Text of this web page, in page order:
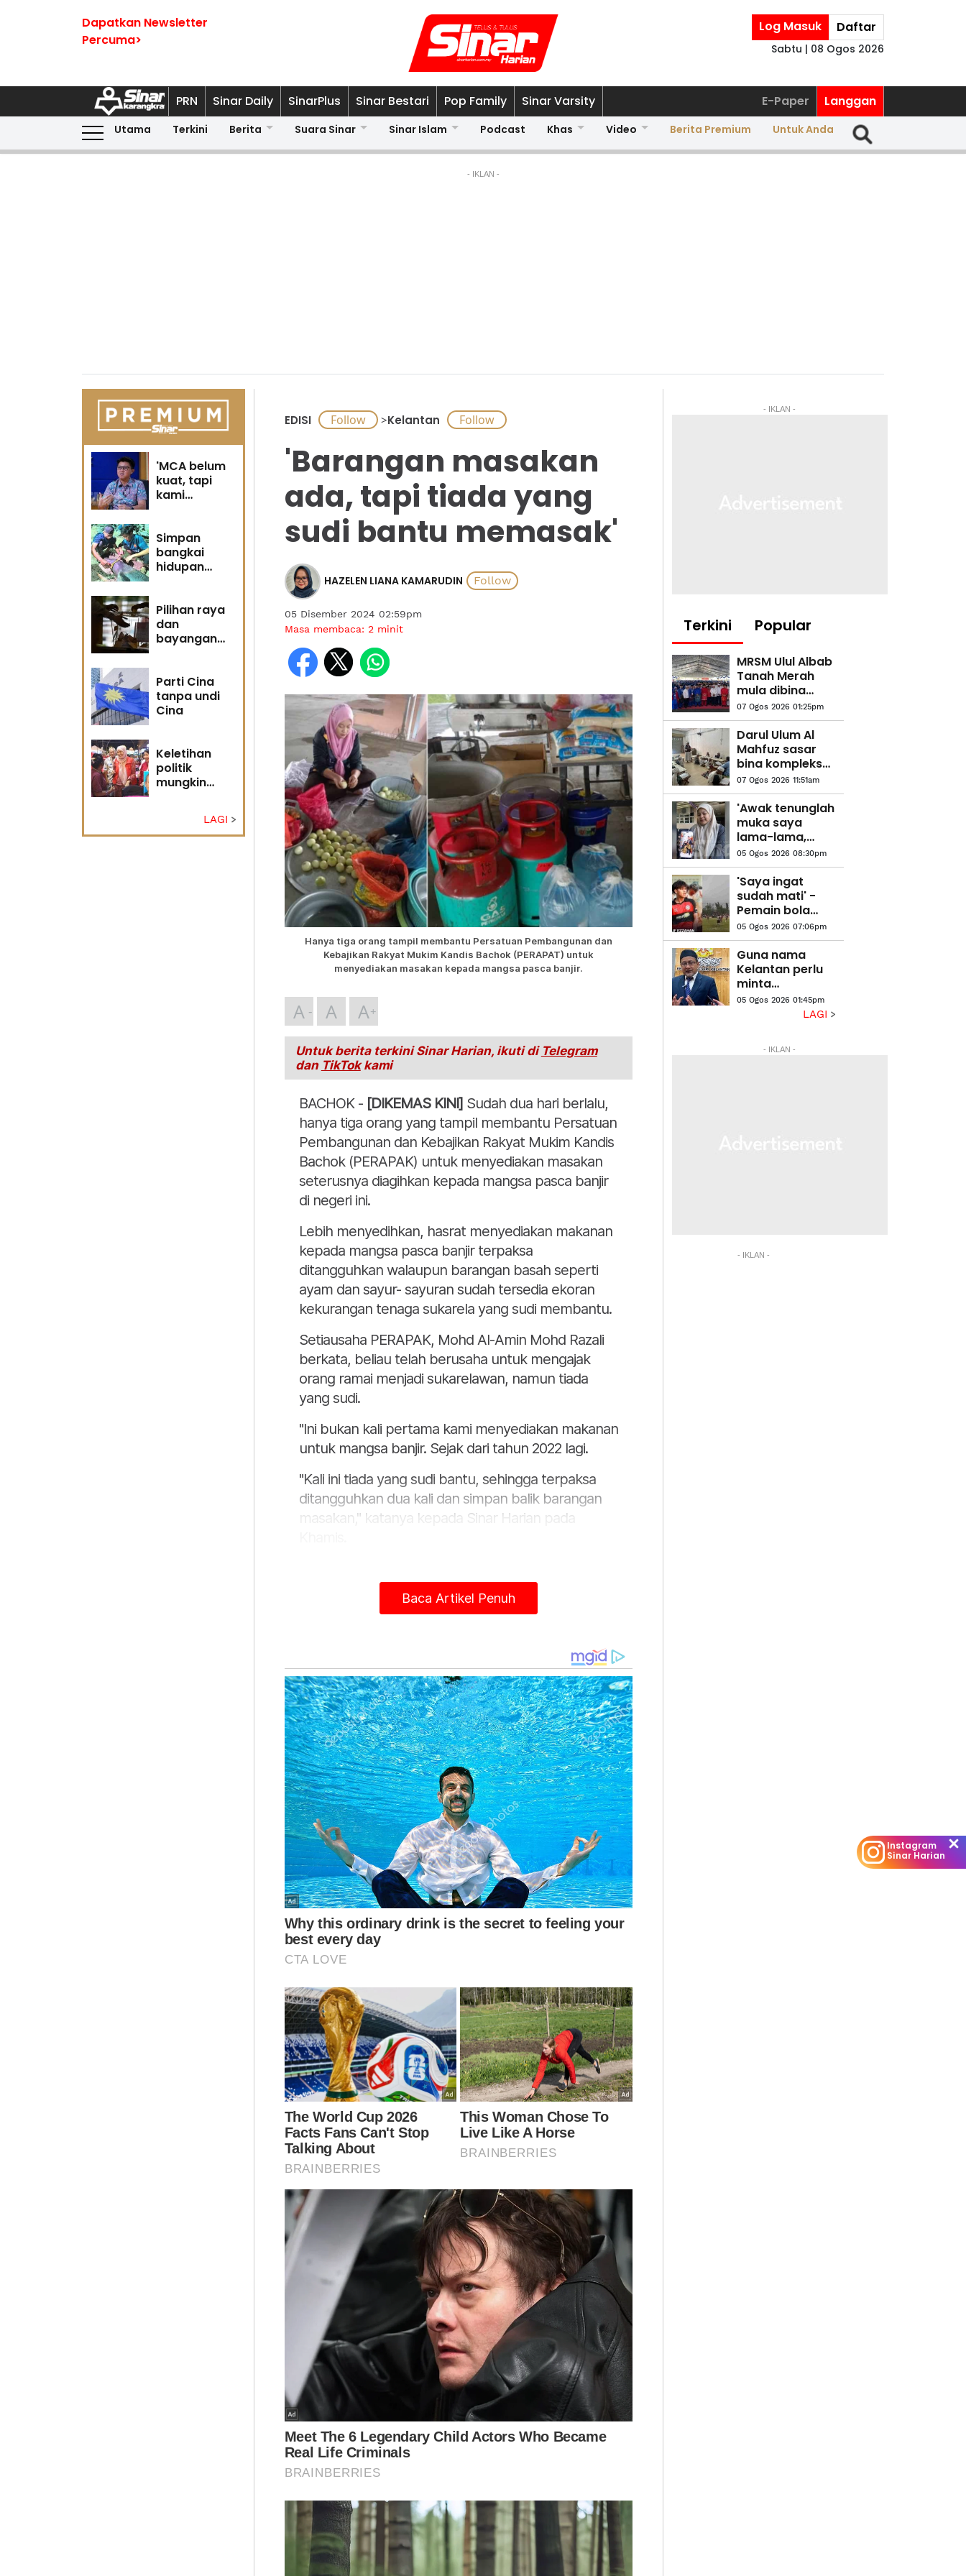
Dapatkan Newsletter
Percuma>
Log Masuk Daftar
Sabtu | 08 Ogos 2026
PRN Sinar Daily SinarPlus Sinar Bestari Pop Family Sinar Varsity E-Paper Langgan
Utama Terkini Berita Suara Sinar Sinar Islam Podcast Khas Video Berita Premium Untuk Anda
- IKLAN -
'MCA belum
kuat, tapi
kami
Simpan
bangkai
hidupan
Pilihan raya
dan
bayangan
Parti Cina
tanpa undi
Cina
Keletihan
politik
mungkin
Penganalisis
LAGI
EDISI >Kelantan
'Barangan masakan
ada, tapi tiada yang
sudi bantu memasak'
HAZELEN LIANA KAMARUDIN
05 Disember 2024 02:59pm
Masa membaca: 2 minit
Hanya tiga orang tampil membantu Persatuan Pembangunan dan
Kebajikan Rakyat Mukim Kandis Bachok (PERAPAT) untuk
menyediakan masakan kepada mangsa pasca banjir.
A A A
Untuk berita terkini Sinar Harian, ikuti di Telegram
dan TikTokkami
BACHOK -[DIKEMAS KINI] Sudah dua hari berlalu,
hanya tiga orang yang tampil membantu Persatuan
Pembangunan dan Kebajikan Rakyat Mukim Kandis
Bachok (PERAPAK) untuk menyediakan masakan
seterusnya diagihkan kepada mangsa pasca banjir
di negeri ini.
Lebih menyedihkan, hasrat menyediakan makanan
kepada mangsa pasca banjir terpaksa
ditangguhkan walaupun barangan basah seperti
ayam dan sayur- sayuran sudah tersedia ekoran
kekurangan tenaga sukarela yang sudi membantu.
Setiausaha PERAPAK, Mohd Al-Amin Mohd Razali
berkata, beliau telah berusaha untuk mengajak
orang ramai menjadi sukarelawan, namun tiada
yang sudi.
"Ini bukan kali pertama kami menyediakan makanan
untuk mangsa banjir. Sejak dari tahun 2022 lagi.
"Kali ini tiada yang sudi bantu, sehingga terpaksa
ditangguhkan dua kali dan simpan balik barangan
masakan," katanya kepada Sinar Harian pada
Barangan masakan tersebut disumbangkan oleh orang ramai terutama
ahli keluarga, sahabat handal dan kenalan.
Menurut beliau, dalam keadaan sekarang mangsa
banjir akan pulang ke rumah dan melakukan kerja-
kerja mencuci serta mengemas kediaman masing-
masing.
"Mereka (mangsa pascabanjir) tidak perlu fikirkan
soal hendak beli atau memasak makanan dalam
keadaan barangan dapur ditenggelami banjir.
"Disebabkan itu PERAPAK mengajak orang ramai
menjadi sukarelawan untuk memasak makanan
bagi diagihkan kepada mangsa pasca banjir.
Artikel Berkaitan:
'Saya hanya dimaklumkan tidak wakili ibu bapa Zayn
Rayyan dua hari lalu' - Fahmi
[VIDEO] Dua hari redah arus deras guna bot bawa anak
calon SPM keluar
Dua tahun berlalu, masih berharap dapat semula
RM35,000
"Sekarang ini hanya ada tiga orang penduduk
kampung yang sudi menjadi sukarelawan untuk
memasak makanan kemudian diagihkan ke
beberapa kawasan terjejas banjir di seluruh
Kelantan," katanya yang menjadikan Pejabat
Pelajaran Daerah (PPD) Bachok, Tangok sebagai
pusat operasi.
Menurut beliau, barangan masakan tersebut
Baca Artikel Penuh
- IKLAN -
Terkini Popular
MRSM Ulul Albab
Tanah Merah
mula dibina
suku pertama
tahun depan
07 Ogos 2026 01:25pm
Darul Ulum Al
Mahfuz sasar
bina kompleks
tahfiz baharu
07 Ogos 2026 11:51am
'Awak tenunglah
muka saya
lama-lama,
nanti saya dah
tiada sudah
tidak boleh
tengok'
05 Ogos 2026 08:30pm
'Saya ingat
sudah mati' -
Pemain bola
sepak kongsi
detik cemas
dipanah petir
05 Ogos 2026 07:06pm
Guna nama
Kelantan perlu
minta
kebenaran
kerajaan negeri
05 Ogos 2026 01:45pm
LAGI
- IKLAN -
- IKLAN -
Instagram
Sinar Harian